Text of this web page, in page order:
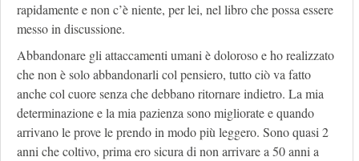
rapidamente e non c’è niente, per lei, nel libro che possa essere
messo in discussione.
Abbandonare gli attaccamenti umani è doloroso e ho realizzato
che non è solo abbandonarli col pensiero, tutto ciò va fatto
anche col cuore senza che debbano ritornare indietro. La mia
determinazione e la mia pazienza sono migliorate e quando
arrivano le prove le prendo in modo più leggero. Sono quasi 2
anni che coltivo, prima ero sicura di non arrivare a 50 anni a